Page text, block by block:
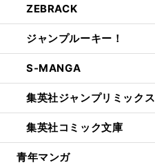
ZEBRACK
ジャンプルーキー！
S-MANGA
集英社ジャンプリミックス
集英社コミック文庫
青年マンガ